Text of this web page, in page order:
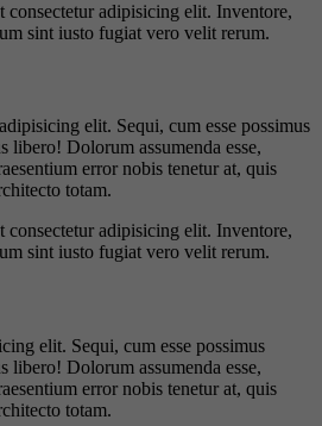
consectetur adipisicing elit. Inventore,
sint iusto fugiat vero velit rerum.
elit. Sequi, cum esse possimus
libero! Dolorum assumenda esse,
error nobis tenetur at, quis
totam.
consectetur adipisicing elit. Inventore,
sint iusto fugiat vero velit rerum.
elit. Sequi, cum esse possimus
libero! Dolorum assumenda esse,
error nobis tenetur at, quis
totam.